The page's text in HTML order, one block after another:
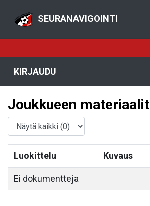
SEURANAVIGOINTI
KIRJAUDU
Joukkueen materiaalit
Luokittelu Kuvaus
Ei dokumentteja